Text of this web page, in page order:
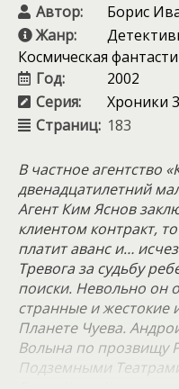
Автор:
Борис
Жанр:
Космическая
Год:
2002
Серия:
Хроники
Страниц: 183
В частное агентство
двенадцатилетний
Агент Ким Яснов
клиентом контракт,
платит аванс и…
Тревога за судьбу
поиски. Невольно он
странные и жестокие
Планете Чуева.
Волына по прозвищу
Подземными